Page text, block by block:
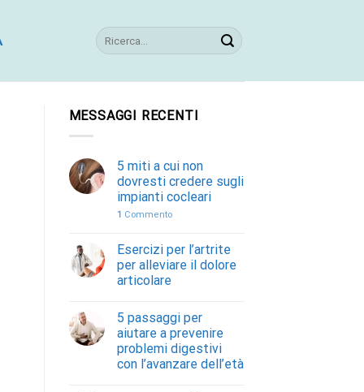
MESSAGGI RECENTI
5 miti a cui non
dovresti credere sugli
impianti cocleari
1 Commento
Esercizi per l’artrite
per alleviare il dolore
articolare
5 passaggi per
aiutare a prevenire
problemi digestivi
con l’avanzare dell’età